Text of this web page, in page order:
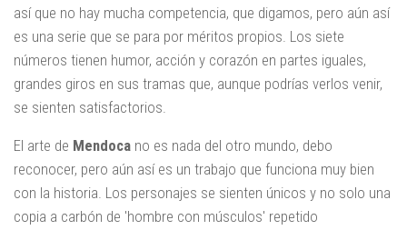
así que no hay mucha competencia, que digamos, pero aún así
es una serie que se para por méritos propios. Los siete
números tienen humor, acción y corazón en partes iguales,
grandes giros en sus tramas que, aunque podrías verlos venir,
se sienten satisfactorios.
El arte de Mendoca no es nada del otro mundo, debo
reconocer, pero aún así es un trabajo que funciona muy bien
con la historia. Los personajes se sienten únicos y no solo una
copia a carbón de 'hombre con músculos' repetido